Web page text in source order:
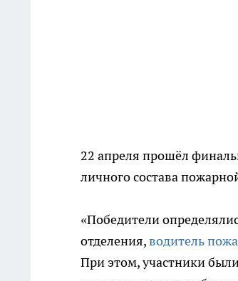
22 апреля прошёл
личного состава
«Победители
отделения,водитель
При этом, участники